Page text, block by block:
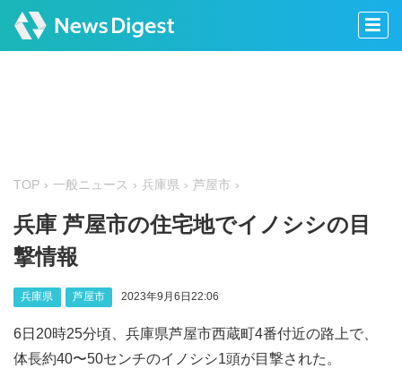
TOP 一般ニュース 兵庫県 芦屋市
兵庫 芦屋市の住宅地でイノシシの目
撃情報
兵庫県 芦屋市 2023年9月6日22:06
6日20時25分頃、兵庫県芦屋市西蔵町4番付近の路上で、
体長約40〜50センチのイノシシ1頭が目撃された。